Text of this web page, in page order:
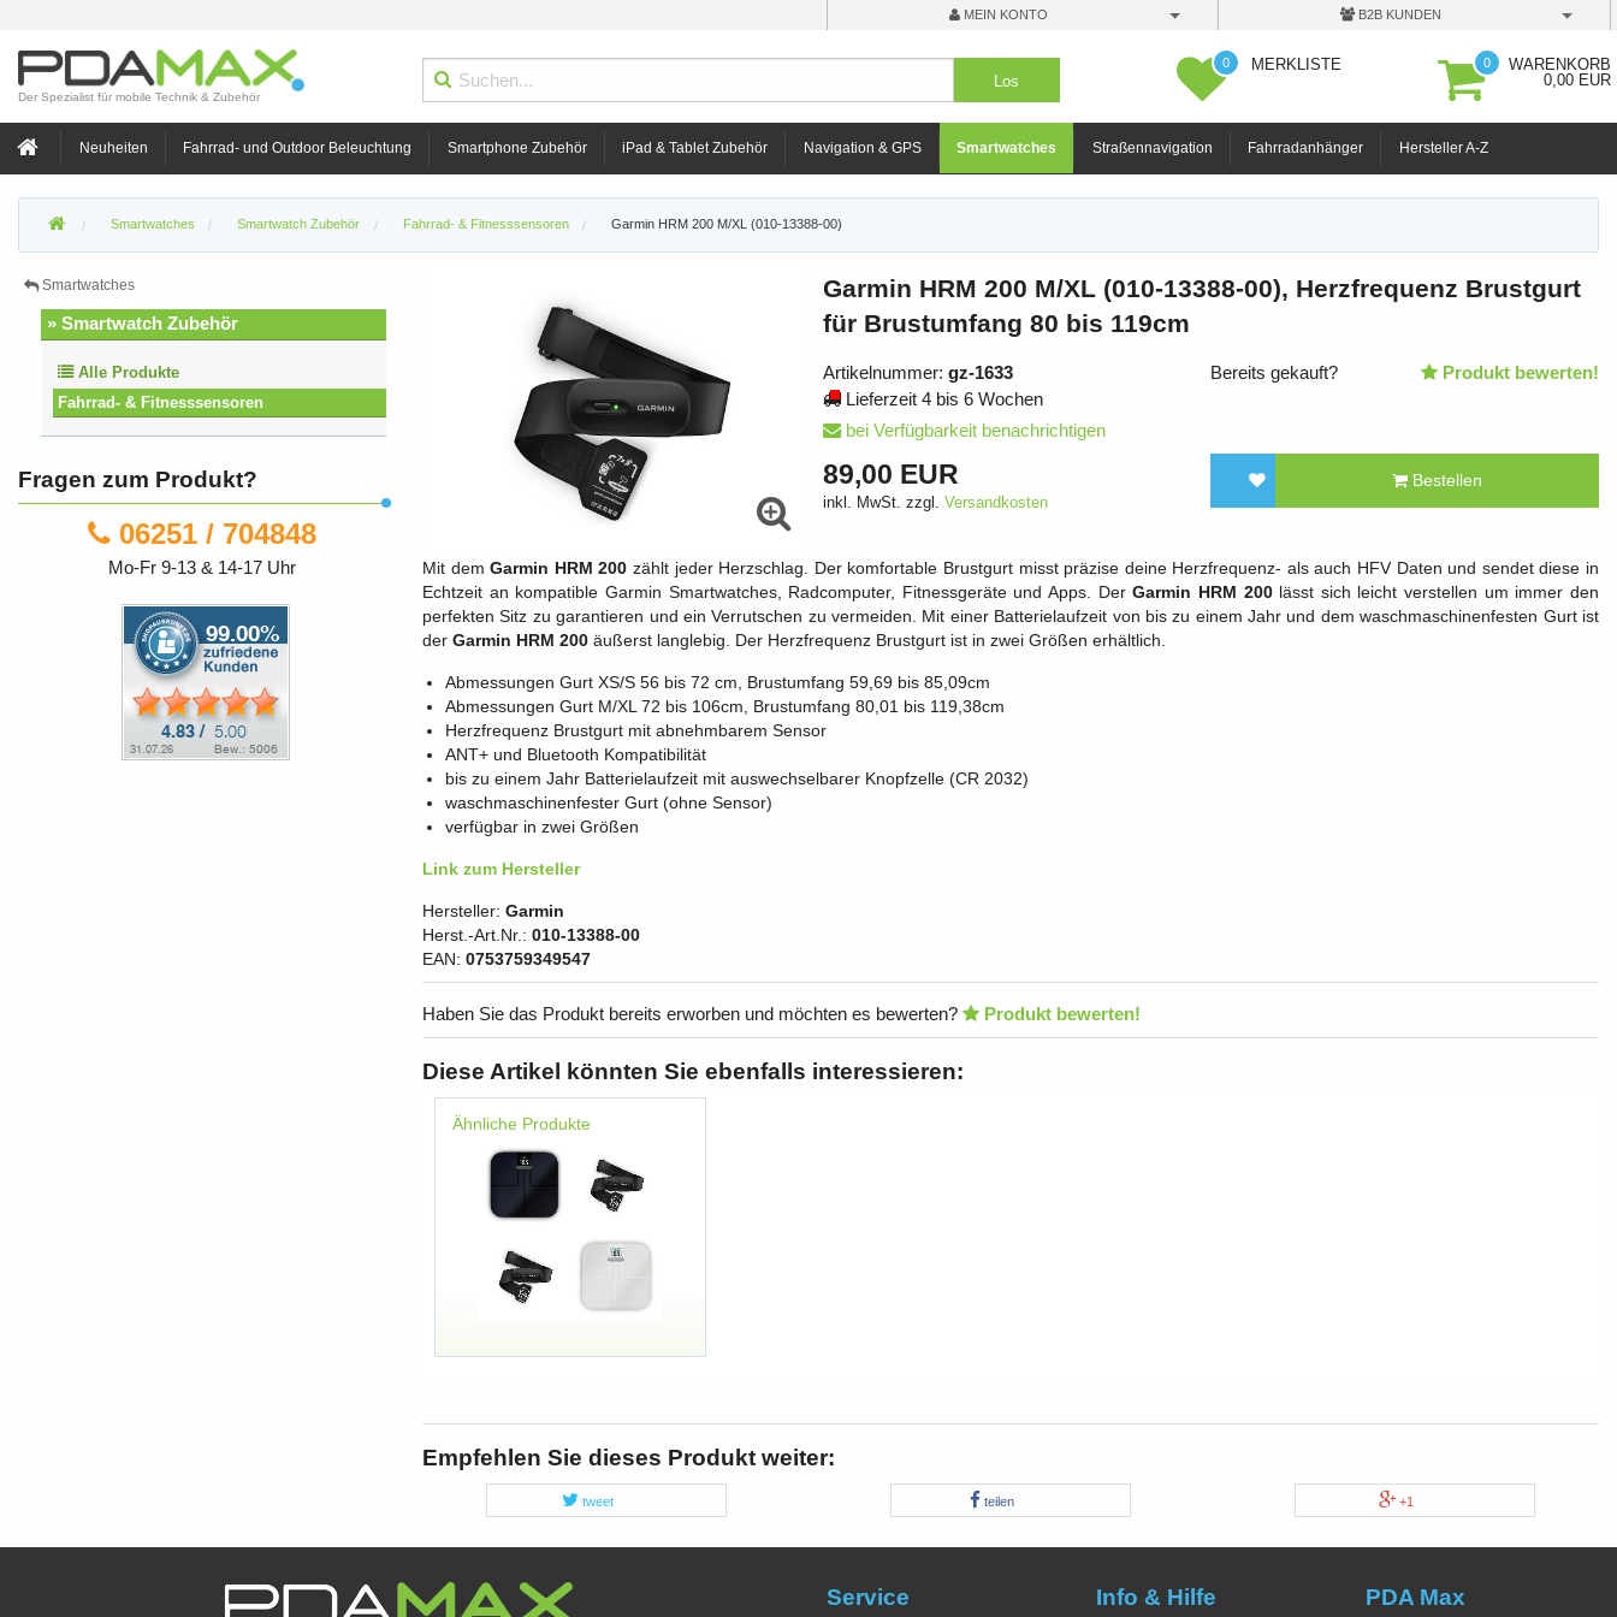
MEIN KONTO B2B KUNDEN
Der Spezialist für mobile Technik & Zubehör
0 MERKLISTE 0
WARENKORB
0,00 EUR
Neuheiten Fahrrad- und Outdoor Beleuchtung Smartphone Zubehör iPad & Tablet Zubehör Navigation & GPS Smartwatches Straßennavigation Fahrradanhänger Hersteller A-Z
Smartwatches Smartwatch Zubehör Fahrrad- & Fitnesssensoren Garmin HRM 200 M/XL (010-13388-00)
Garmin HRM 200 M/XL (010-13388-00), Herzfrequenz Brustgurt
für Brustumfang 80 bis 119cm
Artikelnummer: gz-1633
Lieferzeit 4 bis 6 Wochen
bei Verfügbarkeit benachrichtigen
Bereits gekauft? Produkt bewerten!
89,00 EUR
inkl. MwSt. zzgl. Versandkosten
Bestellen
Mit demGarmin HRM 200 zählt jeder Herzschlag. Der komfortable Brustgurt misst präzise deine Herzfrequenz- als auch HFV Daten und sendet diese in
Echtzeit an kompatible Garmin Smartwatches, Radcomputer, Fitnessgeräte und Apps. DerGarmin HRM 200lässt sich leicht verstellen um immer den
perfekten Sitz zu garantieren und ein Verrutschen zu vermeiden. Mit einer Batterielaufzeit von bis zu einem Jahr und dem waschmaschinenfesten Gurt ist
der Garmin HRM 200 äußerst langlebig. Der Herzfrequenz Brustgurt ist in zwei Größen erhältlich.
Abmessungen Gurt XS/S 56 bis 72 cm, Brustumfang 59,69 bis 85,09cm
Abmessungen Gurt M/XL 72 bis 106cm, Brustumfang 80,01 bis 119,38cm
Herzfrequenz Brustgurt mit abnehmbarem Sensor
ANT+ und Bluetooth Kompatibilität
bis zu einem Jahr Batterielaufzeit mit auswechselbarer Knopfzelle (CR 2032)
waschmaschinenfester Gurt (ohne Sensor)
verfügbar in zwei Größen
Link zum Hersteller
Hersteller: Garmin
Herst.-Art.Nr.: 010-13388-00
EAN: 0753759349547
Haben Sie das Produkt bereits erworben und möchten es bewerten? Produkt bewerten!
Diese Artikel könnten Sie ebenfalls interessieren:
Ähnliche Produkte
Empfehlen Sie dieses Produkt weiter:
tweet teilen +1
Smartwatches
» Smartwatch Zubehör
Alle Produkte
Fahrrad- & Fitnesssensoren
Fragen zum Produkt?
06251 / 704848
Mo-Fr 9-13 & 14-17 Uhr
Service Info & Hilfe PDA Max